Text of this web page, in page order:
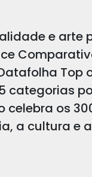
e arte
Top
categorias
celebra os
a cultura e